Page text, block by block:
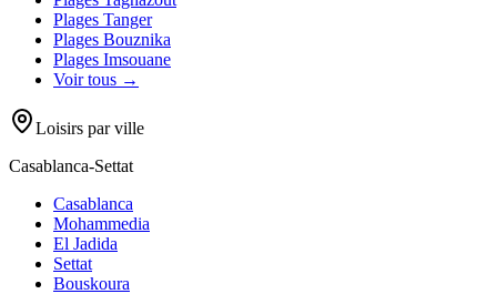
Plages Tanger
Plages Bouznika
Plages Imsouane
Voir tous →
Loisirs par ville
Casablanca-Settat
Casablanca
Mohammedia
El Jadida
Settat
Bouskoura